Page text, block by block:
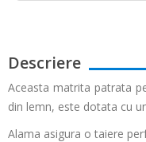
Descriere
Aceasta matrita patrata
din lemn, este dotata cu
Alama asigura o taiere